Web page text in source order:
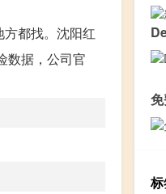
都找。沈阳红
数据，公司官